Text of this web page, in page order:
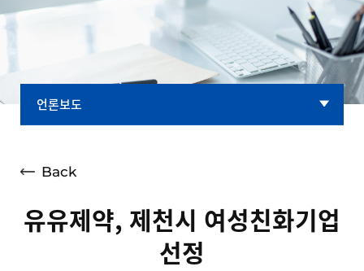
언론보도
광고소개
공지사항
Back
유유제약, 제천시 여성친화기업
선정